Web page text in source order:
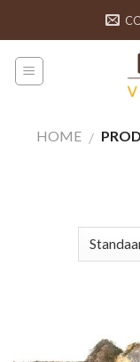
content
HOME /